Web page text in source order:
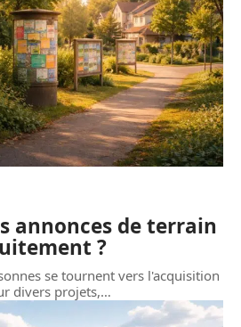
annonces de terrain
?
se tournent vers l'acquisition
divers projets,…